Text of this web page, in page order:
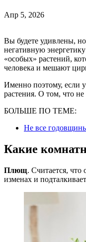
Апр 5, 2026
Вы будете удивлены,
негативную
«особых» растений,
человека и мешают
Именно поэтому, если у
растения. О том, что не
БОЛЬШЕ ПО ТЕМЕ:
Не все
Какие
Плющ. Считается,
изменах и